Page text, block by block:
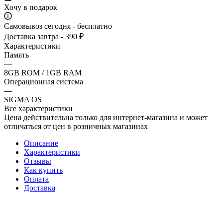
Хочу в подарок
Самовывоз сегодня - бесплатно
Доставка завтра - 390 ₽
Характеристики
Память
—
8GB ROM / 1GB RAM
Операционная система
—
SIGMA OS
Все характеристики
Цена действительна только для интернет-магазина и может
отличаться от цен в розничных магазинах
Описание
Характеристики
Отзывы
Как купить
Оплата
Доставка